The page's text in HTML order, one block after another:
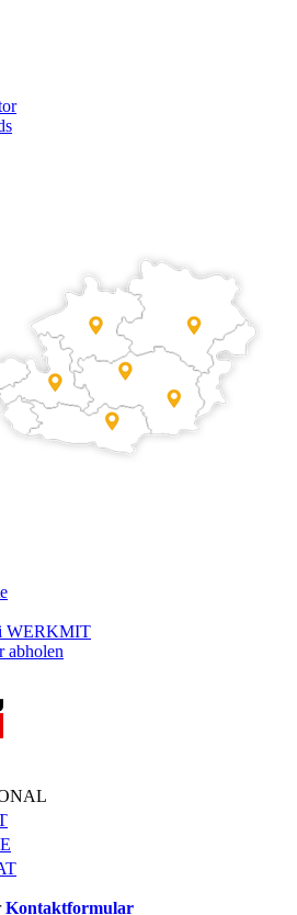
WERKMIT
abholen
Kontaktformular